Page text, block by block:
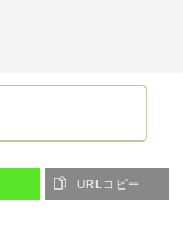
URLコピー